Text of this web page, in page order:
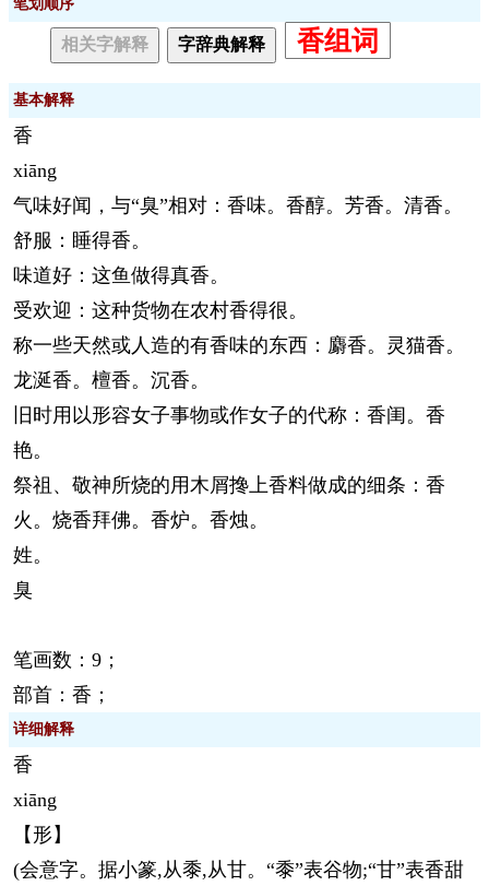
笔划顺序
相关字解释 字辞典解释 香组词
基本解释
香
xiāng
气味好闻，与“臭”相对：香味。香醇。芳香。清香。
舒服：睡得香。
味道好：这鱼做得真香。
受欢迎：这种货物在农村香得很。
称一些天然或人造的有香味的东西：麝香。灵猫香。
龙涎香。檀香。沉香。
旧时用以形容女子事物或作女子的代称：香闺。香
艳。
祭祖、敬神所烧的用木屑搀上香料做成的细条：香
火。烧香拜佛。香炉。香烛。
姓。
臭
笔画数：9；
部首：香；
详细解释
香
xiāng
【形】
(会意字。据小篆,从黍,从甘。“黍”表谷物;“甘”表香甜